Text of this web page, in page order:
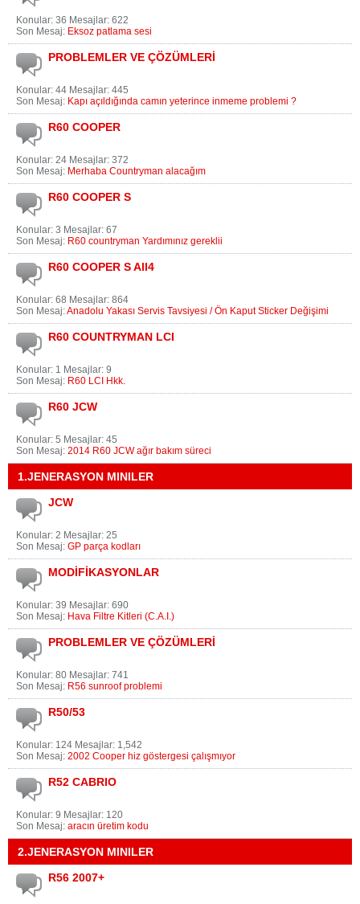
Konular: 36 Mesajlar: 622
Son Mesaj: Eksoz patlama sesi
PROBLEMLER VE ÇÖZÜMLERİ
Konular: 44 Mesajlar: 445
Son Mesaj: Kapı açıldığında camın yeterince inmeme problemi ?
R60 COOPER
Konular: 24 Mesajlar: 372
Son Mesaj: Merhaba Countryman alacağım
R60 COOPER S
Konular: 3 Mesajlar: 67
Son Mesaj: R60 countryman Yardımınız gereklii
R60 COOPER S All4
Konular: 68 Mesajlar: 864
Son Mesaj:Anadolu Yakası Servis Tavsiyesi / Ön Kaput Sticker Değişimi
R60 COUNTRYMAN LCI
Konular: 1 Mesajlar: 9
Son Mesaj: R60 LCI Hkk.
R60 JCW
Konular: 5 Mesajlar: 45
Son Mesaj: 2014 R60 JCW ağır bakım süreci
1.JENERASYON MINILER
JCW
Konular: 2 Mesajlar: 25
Son Mesaj: GP parça kodları
MODİFİKASYONLAR
Konular: 39 Mesajlar: 690
Son Mesaj: Hava Filtre Kitleri (C.A.I.)
PROBLEMLER VE ÇÖZÜMLERİ
Konular: 80 Mesajlar: 741
Son Mesaj: R56 sunroof problemi
R50/53
Konular: 124 Mesajlar: 1,542
Son Mesaj: 2002 Cooper hiz göstergesi çalışmıyor
R52 CABRIO
Konular: 9 Mesajlar: 120
Son Mesaj: aracın üretim kodu
2.JENERASYON MINILER
R56 2007+